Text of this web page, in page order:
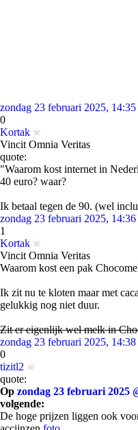
zondag 23 februari 2025,
0
Kortak
Vincit Omnia Veritas
quote:
"Waarom kost internet in
40 euro? waar?
Ik betaal tegen de 90. (wel
zondag 23 februari 2025,
1
Kortak
Vincit Omnia Veritas
Waarom kost een pak
Ik zit nu te kloten maar met
gelukkig nog niet duur.
Zit er eigenlijk wel melk in
zondag 23 februari 2025,
0
tizitl2
quote:
Op zondag 23 februari 2025
volgende:
De hoge prijzen liggen ook